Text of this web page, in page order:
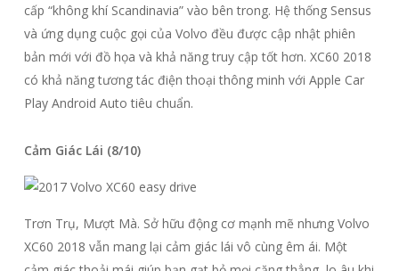
cấp “không khí Scandinavia” vào bên trong. Hệ thống Sensus
và ứng dụng cuộc gọi của Volvo đều được cập nhật phiên
bản mới với đồ họa và khả năng truy cập tốt hơn. XC60 2018
có khả năng tương tác điện thoại thông minh với Apple Car
Play Android Auto tiêu chuẩn.
Cảm Giác Lái (8/10)
Trơn Trụ, Mượt Mà. Sở hữu động cơ mạnh mẽ nhưng Volvo
XC60 2018 vẫn mang lại cảm giác lái vô cùng êm ái. Một